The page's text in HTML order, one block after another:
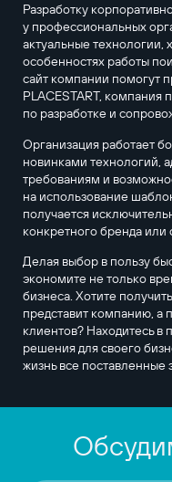
Разработку
у профессиональных
актуальные
особенностях работы
сайт компании помогут
PLACESTART, компания
по разработке и
Организация работает
новинками технологий,
требованиям и
на использование
получается
конкретного бренда или
Делая выбор в пользу
экономите не только
бизнеса. Хотите
представит компанию, а
клиентов? Находитесь в
решения для своего
жизнь все поставленные